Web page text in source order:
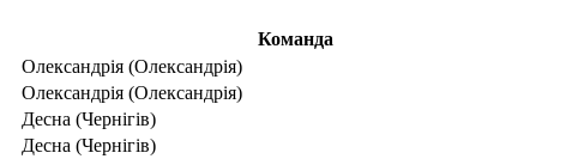
Команда
Олександрія (Олександрія)
Олександрія (Олександрія)
Десна (Чернігів)
Десна (Чернігів)